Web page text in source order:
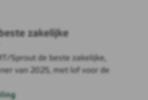
zakelijke
Sprout de beste zakelijke,
van 2025, met lof voor de